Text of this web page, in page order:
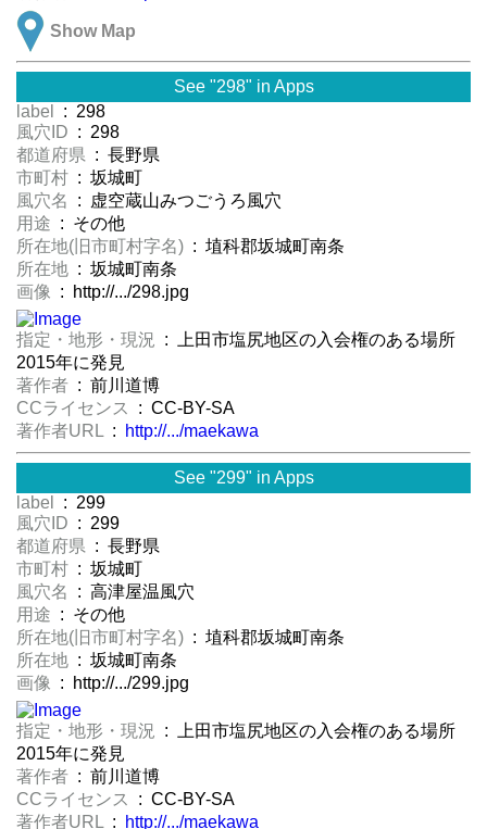
Show Map
See "298" in Apps
label
: 298
風穴ID : 298
都道府県 : 長野県
市町村 : 坂城町
風穴名
: 虚空蔵山みつごうろ風穴
用途 : その他
所在地(旧市町村字名) : 埴科郡坂城町南条
所在地 : 坂城町南条
画像
: http://.../298.jpg
指定・地形・現況
: 上田市塩尻地区の入会権のある場所
2015年に発見
著作者 : 前川道博
CCライセンス
: CC-BY-SA
著作者URL : http://.../maekawa
See "299" in Apps
label
: 299
風穴ID : 299
都道府県 : 長野県
市町村 : 坂城町
風穴名
: 高津屋温風穴
用途 : その他
所在地(旧市町村字名) : 埴科郡坂城町南条
所在地 : 坂城町南条
画像
: http://.../299.jpg
指定・地形・現況
: 上田市塩尻地区の入会権のある場所
2015年に発見
著作者 : 前川道博
CCライセンス
: CC-BY-SA
著作者URL : http://.../maekawa